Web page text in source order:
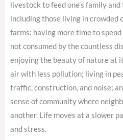
livestock to feed one’s family
including those living in crowded
farms; having more time to
not consumed by the countless
enjoying the beauty of nature at
air with less pollution; living in
traffic, construction, and noise;
sense of community where
another. Life moves at a slower
and stress.